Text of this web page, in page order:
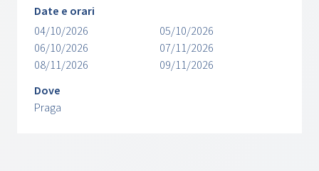
Date e orari
04/10/2026
05/10/2026
06/10/2026
07/11/2026
08/11/2026
09/11/2026
Dove
Praga